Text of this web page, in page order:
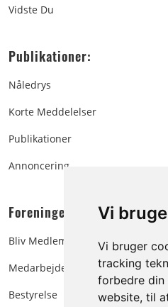
Vi
Vi bruger
tracking
forbedre din
website, til
Vidste Du
Publikationer:
Nåledrys
Korte Meddelelser
Publikationer
Annoncering
Foreningen:
Bliv Medlem
Medarbejdere
Bestyrelse